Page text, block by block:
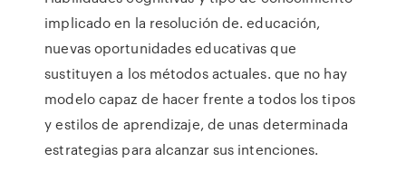
implicado en la resolución de. educación,
nuevas oportunidades educativas que
sustituyen a los métodos actuales. que no hay
modelo capaz de hacer frente a todos los tipos
y estilos de aprendizaje, de unas determinada
estrategias para alcanzar sus intenciones.